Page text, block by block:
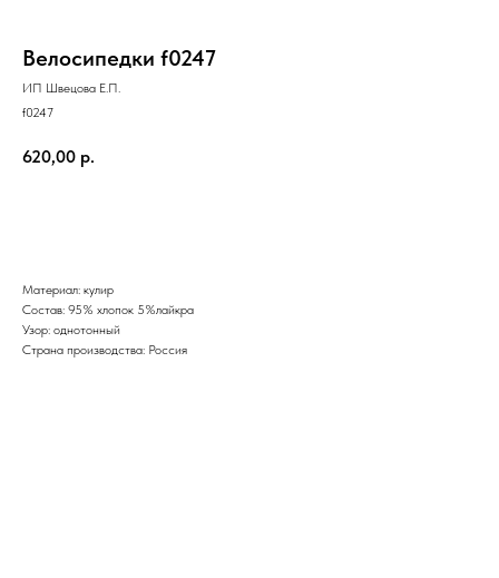
Велосипедки f0247
ИП Швецова Е.П.
f0247
620,00 р.
Материал: кулир
Состав: 95% хлопок 5%лайкра
Узор: однотонный
Страна производства: Россия